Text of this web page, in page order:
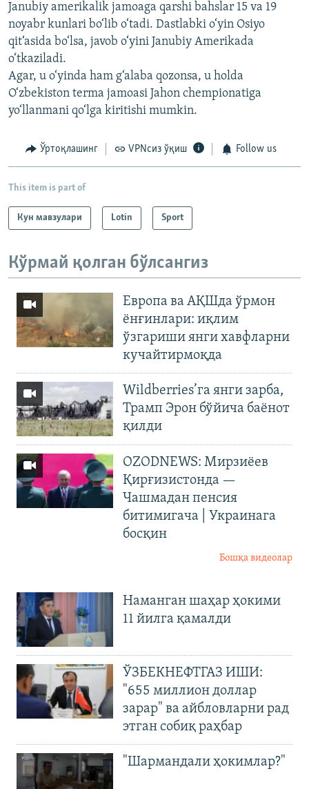
Janubiy amerikalik jamoaga qarshi bahslar 15 va 19
noyabr kunlari bo‘lib o‘tadi. Dastlabki o‘yin Osiyo
qit‘asida bo‘lsa, javob o‘yini Janubiy Amerikada
o‘tkaziladi.
Agar, u o‘yinda ham g‘alaba qozonsa, u holda
O‘zbekiston terma jamoasi Jahon chempionatiga
yo‘llanmani qo‘lga kiritishi mumkin.
Ўртоқлашинг VPNсиз ўқиш Follow us
This item is part of
Кун мавзулари Lotin Sport
Кўрмай қолган бўлсангиз
Европа ва АҚШда ўрмон
ёнғинлари: иқлим
ўзгариши янги хавфларни
кучайтирмоқда
Wildberries’га янги зарба,
Трамп Эрон бўйича баёнот
қилди
OZODNEWS: Мирзиёев
Қирғизистонда —
Чашмадан пенсия
битимигача | Украинага
босқин
Бошқа видеолар
Наманган шаҳар ҳокими
11 йилга қамалди
ЎЗБЕКНЕФТГАЗ ИШИ:
"655 миллион доллар
зарар" ва айбловларни рад
этган собиқ раҳбар
"Шармандали ҳокимлар?"